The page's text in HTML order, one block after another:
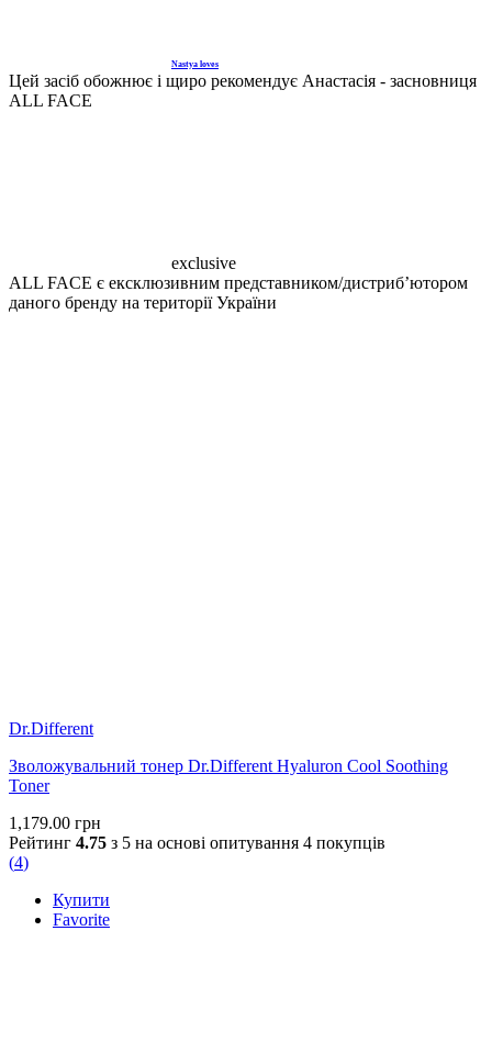
Nastya loves
Цей засіб обожнює і щиро рекомендує Анастасія - засновниця
ALL FACE
exclusive
ALL FACE є ексклюзивним представником/дистрибʼютором
даного бренду на території України
Dr.Different
Зволожувальний тонер Dr.Different Hyaluron Cool Soothing
Toner
1,179.00 грн
Рейтинг 4.75 з 5 на основі опитування 4 покупців
(4)
Купити
Favorite